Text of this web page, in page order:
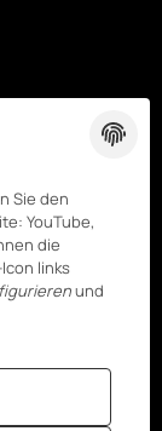
Sie den
YouTube,
die
links
und